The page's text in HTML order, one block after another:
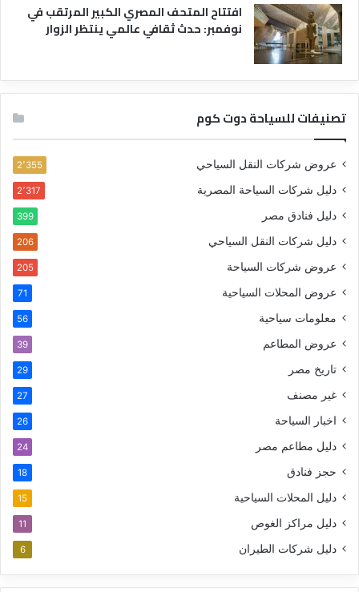
افتتاح المتحف المصري الكبير المرتقب في
نوفمبر: حدث ثقافي عالمي ينتظر الزوار
تصنيفات للسياحة دوت كوم
عروض شركات النقل السياحي 2٬355
دليل شركات السياحة المصرية 2٬317
دليل فنادق مصر 399
دليل شركات النقل السياحي 206
عروض شركات السياحة 205
عروض المحلات السياحية 71
معلومات سياحية 56
عروض المطاعم 39
تاريخ مصر 29
غير مصنف 27
اخبار السياحة 26
دليل مطاعم مصر 24
حجز فنادق 18
دليل المحلات السياحية 15
دليل مراكز الغوص 11
دليل شركات الطيران 6